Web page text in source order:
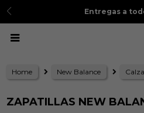
Entregas a

Home New Balance
ZAPATILLAS NEW